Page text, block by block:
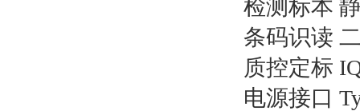
检测标本
条码识读
质控定标
电源接口